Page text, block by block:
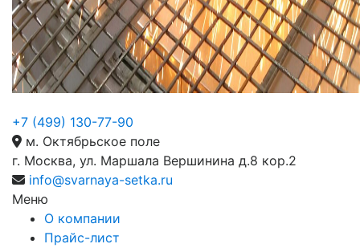
+7 (499) 130-77-90
м. Октябрьское поле
г. Москва, ул. Маршала Вершинина д.8 кор.2
info@svarnaya-setka.ru
Меню
О компании
Прайс-лист